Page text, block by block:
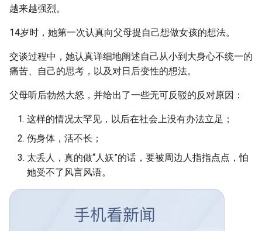
越来越强烈。
14岁时，她第一次认真向父母提自己想做女孩的想法。
交谈过程中，她认真详细地阐述自己从小到大身心不统一的
痛苦、自己的思考，以及对日后变性的想法。
父母听后勃然大怒，并给出了一些无可反驳的反对原因：
这样的情况太罕见，以后在社会上没有办法立足；
伤身体，活不长；
太丢人，真的做“人妖”的话，要被周边人指指点点，怕
她受不了风言风语。